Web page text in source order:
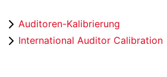
Auditoren-Kalibrierung
International Auditor Calibration